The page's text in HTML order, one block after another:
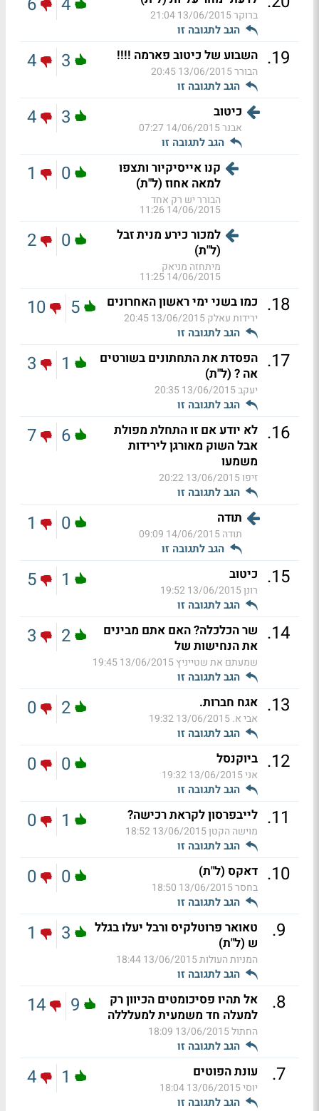
ברוקר13/06/2015 21:04
הגב לתגובה זו
19
. השבוע של כיטוב פארמה !!!!
הבורר13/06/2015 20:45
הגב לתגובה זו
3
4
כיטוב
אבנר14/06/2015 07:27
הגב לתגובה זו
3
4
קנו אייסיקיור ותצפו
למאה אחוז (ל"ת)
הבורר יש רק אחד
14/06/2015 11:26
0
1
למכור כירע מנית זבל
(ל"ת)
מיתחזה מניאק
14/06/2015 11:25
0
2
18
. כמו בשני ימי ראשון האחרונים
ירידות עאלק13/06/2015 20:45
הגב לתגובה זו
5
10
17
. הפסדת את התחתונים בשורטים
אה ? (ל"ת)
יעקב13/06/2015 20:35
הגב לתגובה זו
1
3
16
. לא יודע אם זו התחלת מפולת
אבל השוק מאורגן לירידות
משמעו
זיפו13/06/2015 20:22
הגב לתגובה זו
6
7
תודה
תודה14/06/2015 09:09
הגב לתגובה זו
0
1
15
. כיטוב
רונן13/06/2015 19:52
הגב לתגובה זו
1
5
14
. שר הכלכלה? האם אתם מבינים
את הנחישות של
שמעתם את שטייניץ13/06/2015 19:45
הגב לתגובה זו
2
3
13
. אגח חברות.
אבי א.13/06/2015 19:32
הגב לתגובה זו
2
0
12
. ביוקנסל
אני13/06/2015 19:32
הגב לתגובה זו
0
0
11
. לייבפרסון לקראת רכישה?
מוישה הקטן13/06/2015 18:52
הגב לתגובה זו
1
0
10
. דאקס (ל"ת)
בחסר13/06/2015 18:50
הגב לתגובה זו
0
0
9
.
טאואר פרוטלקיס ורבל יעלו בגלל
ש (ל"ת)
המניות העולות13/06/2015 18:44
הגב לתגובה זו
3
1
8
.
אל תהיו פסיכומטים הכיוון רק
למעלה חד משמעית למעלללה
החתול13/06/2015 18:09
הגב לתגובה זו
9
14
7
. עונת הפוטים
יוסי13/06/2015 18:04
הגב לתגובה זו
1
4